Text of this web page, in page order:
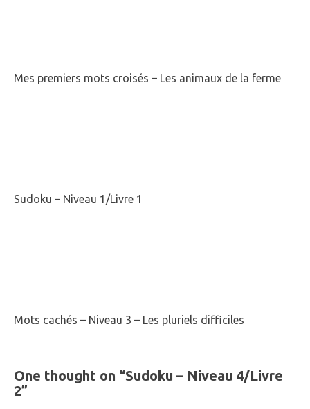
Mes premiers mots croisés – Les animaux de la ferme
Sudoku – Niveau 1/Livre 1
Mots cachés – Niveau 3 – Les pluriels difficiles
One thought on “Sudoku – Niveau 4/Livre
2”